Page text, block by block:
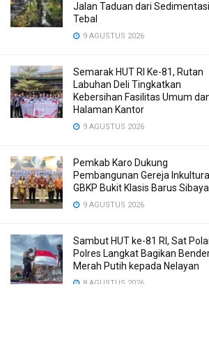
Jalan Taduan dari Sedimentasi
Tebal
9 AGUSTUS 2026
Semarak HUT RI Ke-81, Rutan
Labuhan Deli Tingkatkan
Kebersihan Fasilitas Umum
Halaman Kantor
9 AGUSTUS 2026
Pemkab Karo Dukung
Pembangunan Gereja
GBKP Bukit Klasis Barus
9 AGUSTUS 2026
Sambut HUT ke-81 RI, Sat
Polres Langkat Bagikan
Merah Putih kepada Nelayan
8 AGUSTUS 2026